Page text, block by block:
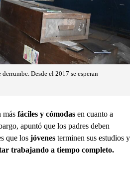
Desde el 2017 se esperan
más fáciles y cómodas en cuanto a
apuntó que los padres deben
que los jóvenes terminen sus estudios y
trabajando a tiempo completo.